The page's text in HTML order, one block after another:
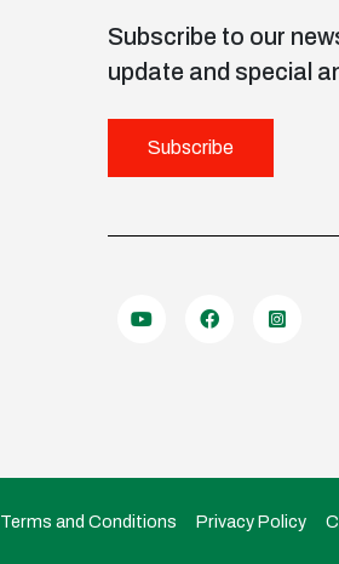
Subscribe to our
update and special
Subscribe
Terms and Conditions Privacy Policy